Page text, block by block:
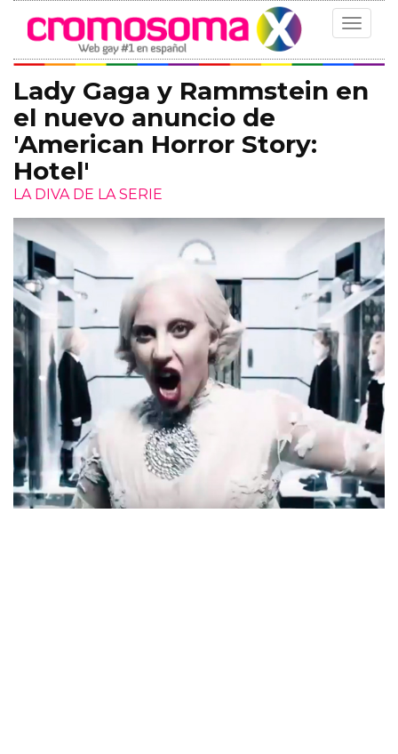
Toggle
Lady Gaga y Rammstein en
el nuevo anuncio de
'American Horror Story:
Hotel'
LA DIVA DE LA SERIE